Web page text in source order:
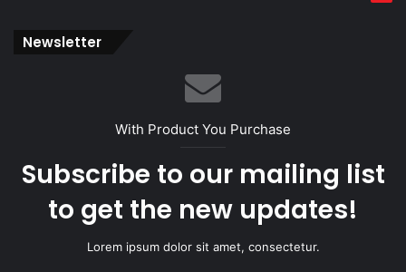
Newsletter
With Product You Purchase
Subscribe to our mailing list
to get the new updates!
Lorem ipsum dolor sit amet, consectetur.